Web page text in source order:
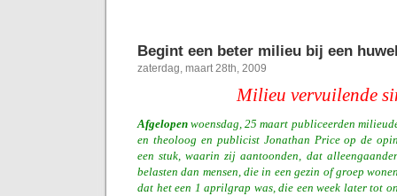
Begint een beter milieu bij een
zaterdag, maart 28th, 2009
Milieu vervuilende
Afgelopenwoensdag, 25 maart publiceerden
en theoloog en publicist Jonathan Price op de
een stuk, waarin zij aantoonden, dat
belasten dan mensen, die in een gezin of groep
dat het een 1 aprilgrap was, die een week later tot